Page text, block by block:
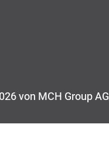
von MCH Group AG